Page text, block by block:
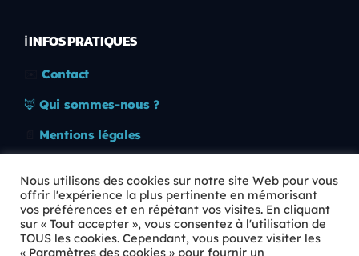
ℹ️ INFOS PRATIQUES
Contact
🦊 Qui sommes-nous ?
Mentions légales
🛡️ RGPD
Copyright © 2026 Animkids. Tous droits réservés.
Nous utilisons des cookies sur notre site Web pour vous
offrir l'expérience la plus pertinente en mémorisant
vos préférences et en répétant vos visites. En cliquant
sur « Tout accepter », vous consentez à l'utilisation de
TOUS les cookies. Cependant, vous pouvez visiter les
« Paramètres des cookies » pour fournir un